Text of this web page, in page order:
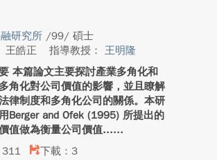
研究所 /99/ 碩士
王皓正
指導教授： 王明隆
本篇論文主要探討產業多角化和
角化對公司價值的影響，並且瞭解
律制度和多角化公司的關係。本研
Berger and Ofek (1995) 所提出的
值做為衡量公司價值...
311
下載：3